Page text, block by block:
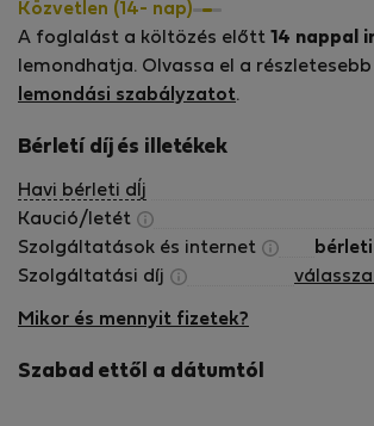
Közvetlen (14- nap)
A foglalást a költözés előtt 14 nappal
lemondhatja. Olvassa el a részletesebb
lemondási szabályzatot.
Bérletí díj és illetékek
Havi bérleti dÍj
Kaució/letét
Szolgáltatások és internet
Szolgáltatási díj
Mikor és mennyit fizetek?
Szabad ettől a dátumtól